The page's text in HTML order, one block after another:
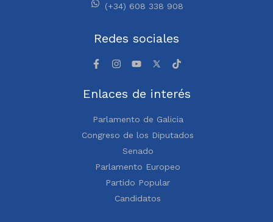
(+34) 608 338 908
Redes sociales
Enlaces de interés
Parlamento de Galicia
Congreso de los Diputados
Senado
Parlamento Europeo
Partido Popular
Candidatos